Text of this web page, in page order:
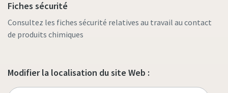
Fiches sécurité
Consultez les fiches sécurité relatives au travail au contact
de produits chimiques
Modifier la localisation du site Web :